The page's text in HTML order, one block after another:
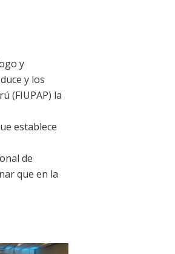
y
y los
(FIUPAP) la
establece
de
que en la